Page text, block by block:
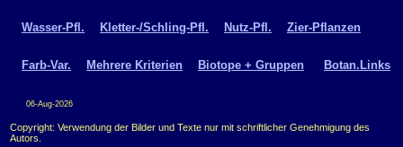
Wasser-Pfl. Kletter-/Schling-Pfl. Nutz-Pfl. Zier-Pflanzen
Farb-Var. Mehrere Kriterien Biotope + Gruppen Botan.Links
06-Aug-2026
Copyright: Verwendung der Bilder und Texte nur mit schriftlicher Genehmigung des
Autors.